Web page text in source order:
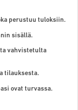
perustuu tuloksiin.
sisällä.
vahvistetulta
tilauksesta.
ovat turvassa.